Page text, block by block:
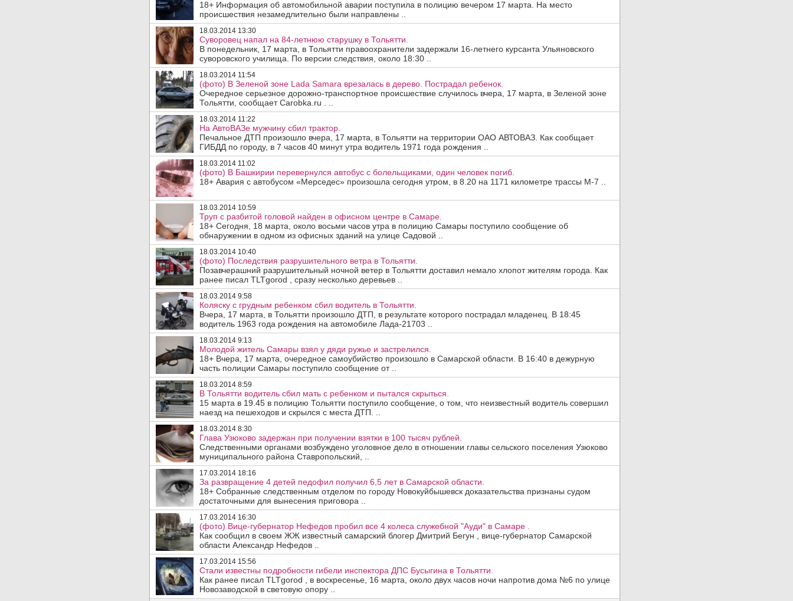
18+ Информация об автомобильной аварии поступила в полицию вечером 17 марта. На место
происшествия незамедлительно были направлены ..
18.03.2014 13:30
Суворовец напал на 84-летнюю старушку в Тольятти.
В понедельник, 17 марта, в Тольятти правоохранители задержали 16-летнего курсанта Ульяновского
суворовского училища. По версии следствия, около 18:30 ..
18.03.2014 11:54
(фото) В Зеленой зоне Lada Samara врезалась в дерево. Пострадал ребенок.
Очередное серьезное дорожно-транспортное происшествие случилось вчера, 17 марта, в Зеленой зоне
Тольятти, сообщает Carobka.ru . ..
18.03.2014 11:22
На АвтоВАЗе мужчину сбил трактор.
Печальное ДТП произошло вчера, 17 марта, в Тольятти на территории ОАО АВТОВАЗ. Как сообщает
ГИБДД по городу, в 7 часов 40 минут утра водитель 1971 года рождения ..
18.03.2014 11:02
(фото) В Башкирии перевернулся автобус с болельщиками, один человек погиб.
18+ Авария с автобусом «Мерседес» произошла сегодня утром, в 8.20 на 1171 километре трассы М-7 ..
18.03.2014 10:59
Труп с разбитой головой найден в офисном центре в Самаре.
18+ Сегодня, 18 марта, около восьми часов утра в полицию Самары поступило сообщение об
обнаружении в одном из офисных зданий на улице Садовой ..
18.03.2014 10:40
(фото) Последствия разрушительного ветра в Тольятти.
Позавчерашний разрушительный ночной ветер в Тольятти доставил немало хлопот жителям города. Как
ранее писал TLTgorod , сразу несколько деревьев ..
18.03.2014 9:58
Коляску с грудным ребенком сбил водитель в Тольятти.
Вчера, 17 марта, в Тольятти произошло ДТП, в результате которого пострадал младенец. В 18:45
водитель 1963 года рождения на автомобиле Лада-21703 ..
18.03.2014 9:13
Молодой житель Самары взял у дяди ружье и застрелился.
18+ Вчера, 17 марта, очередное самоубийство произошло в Самарской области. В 16:40 в дежурную
часть полиции Самары поступило сообщение от ..
18.03.2014 8:59
В Тольятти водитель сбил мать с ребенком и пытался скрыться.
15 марта в 19.45 в полицию Тольятти поступило сообщение, о том, что неизвестный водитель совершил
наезд на пешеходов и скрылся с места ДТП. ..
18.03.2014 8:30
Глава Узюково задержан при получении взятки в 100 тысяч рублей.
Следственными органами возбуждено уголовное дело в отношении главы сельского поселения Узюково
муниципального района Ставропольский, ..
17.03.2014 18:16
За развращение 4 детей педофил получил 6,5 лет в Самарской области.
18+ Собранные следственным отделом по городу Новокуйбышевск доказательства признаны судом
достаточными для вынесения приговора ..
17.03.2014 16:30
(фото) Вице-губернатор Нефедов пробил все 4 колеса служебной "Ауди" в Самаре .
Как сообщил в своем ЖЖ известный самарский блогер Дмитрий Бегун , вице-губернатор Самарской
области Александр Нефедов ..
17.03.2014 15:56
Стали известны подробности гибели инспектора ДПС Бусыгина в Тольятти.
Как ранее писал TLTgorod , в воскресенье, 16 марта, около двух часов ночи напротив дома №6 по улице
Новозаводской в световую опору ..